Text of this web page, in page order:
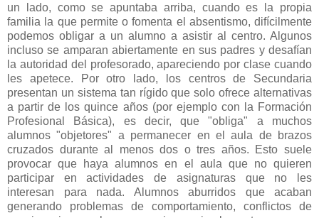
un lado, como se apuntaba arriba, cuando es la propia
familia la que permite o fomenta el absentismo, difícilmente
podemos obligar a un alumno a asistir al centro. Algunos
incluso se amparan abiertamente en sus padres y desafían
la autoridad del profesorado, apareciendo por clase cuando
les apetece. Por otro lado, los centros de Secundaria
presentan un sistema tan rígido que solo ofrece alternativas
a partir de los quince años (por ejemplo con la Formación
Profesional Básica), es decir, que "obliga" a muchos
alumnos "objetores" a permanecer en el aula de brazos
cruzados durante al menos dos o tres años. Esto suele
provocar que haya alumnos en el aula que no quieren
participar en actividades de asignaturas que no les
interesan para nada. Alumnos aburridos que acaban
generando problemas de comportamiento, conflictos de